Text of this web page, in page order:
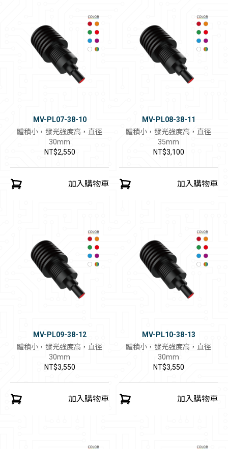
MV-PL07-38-10
體積小，發光強度高，直徑
30mm
NT$2,550
加入購物車
MV-PL08-38-11
體積小，發光強度高，直徑
35mm
NT$3,100
加入購物車
MV-PL09-38-12
體積小，發光強度高，直徑
30mm
NT$3,550
加入購物車
MV-PL10-38-13
體積小，發光強度高，直徑
30mm
NT$3,550
加入購物車